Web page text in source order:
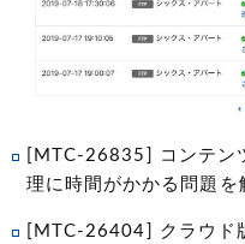
[MTC-26835] コンテン
理に時間がかかる問題を
[MTC-26404] クラウド